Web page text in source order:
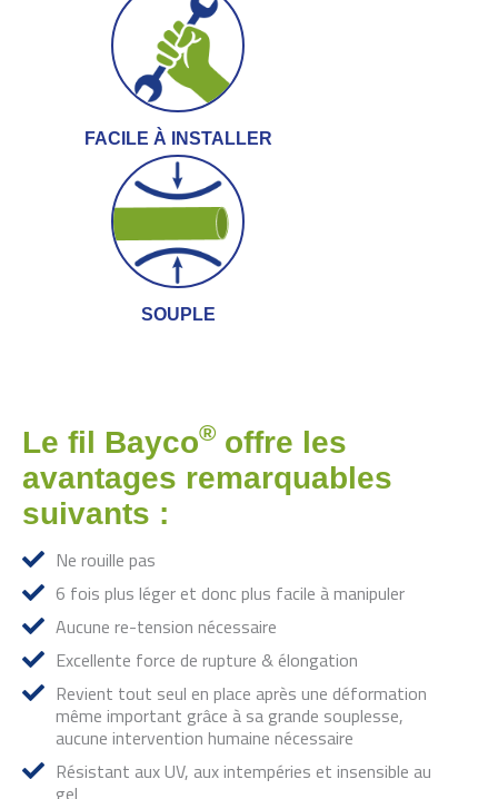
FACILE À INSTALLER
SOUPLE
Le fil Bayco® offre les
avantages remarquables
suivants :
Ne rouille pas
6 fois plus léger et donc plus facile à manipuler
Aucune re-tension nécessaire
Excellente force de rupture & élongation
Revient tout seul en place après une déformation
même important grâce à sa grande souplesse,
aucune intervention humaine nécessaire
Résistant aux UV, aux intempéries et insensible au
gel